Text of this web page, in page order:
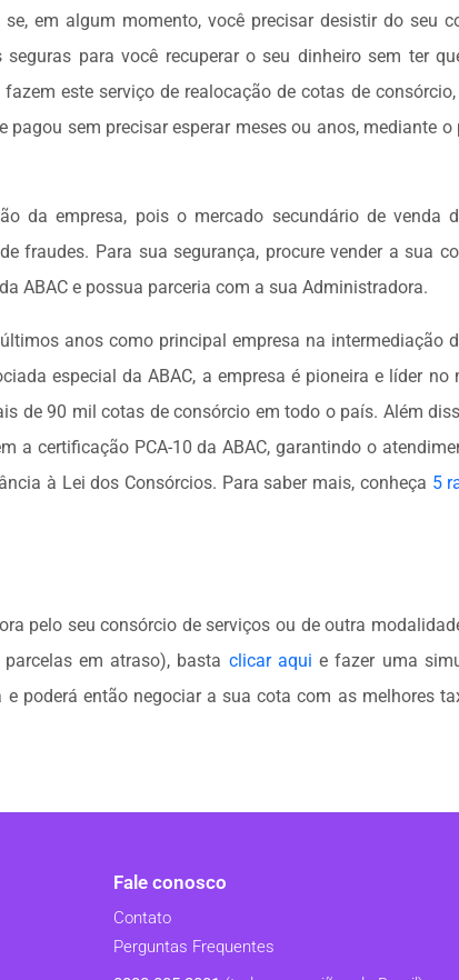
em algum momento, você precisar desistir do seu
para você recuperar o seu dinheiro sem ter
este serviço de realocação de cotas de
pagou sem precisar esperar meses ou anos, mediante
da empresa, pois o mercado secundário de venda
fraudes. Para sua segurança, procure vender a sua
ABAC e possua parceria com a sua Administradora.
anos como principal empresa na intermediação
especial da ABAC, a empresa é pioneira e líder no
de 90 mil cotas de consórcio em todo o país. Além
a certificação PCA-10 da ABAC, garantindo o
à Lei dos Consórcios. Para saber mais, conheça 5
pelo seu consórcio de serviços ou de outra
em atraso), basta clicar aqui e fazer uma
poderá então negociar a sua cota com as melhores
Fale conosco
Contato
Perguntas Frequentes